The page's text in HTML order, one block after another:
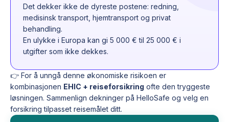
Det dekker ikke de dyreste postene: redning,
medisinsk transport, hjemtransport og privat
behandling.
En ulykke i Europa kan gi 5 000 € til 25 000 € i
utgifter som ikke dekkes.
👉 For å unngå denne økonomiske risikoen er
kombinasjonen EHIC + reiseforsikring ofte den tryggeste
løsningen. Sammenlign dekninger på HelloSafe og velg en
forsikring tilpasset reisemålet ditt.